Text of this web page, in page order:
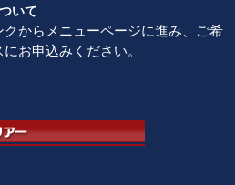
いて
からメニューページに進み、ご希
お申込みください。